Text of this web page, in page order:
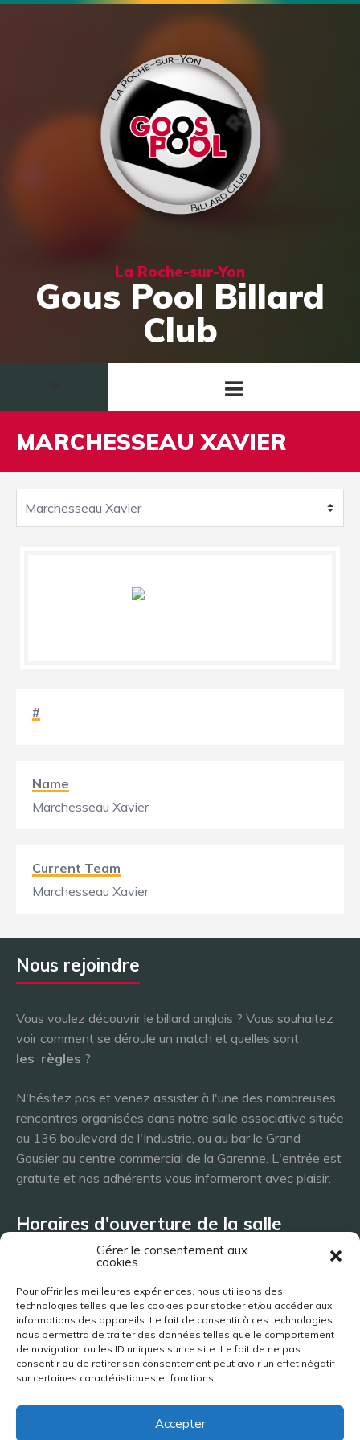
Gérer le consentement aux
cookies
Pour offrir les meilleures expériences, nous utilisons des
technologies telles que les cookies pour stocker et/ou accéder aux
informations des appareils. Le fait de consentir à ces technologies
nous permettra de traiter des données telles que le comportement
de navigation ou les ID uniques sur ce site. Le fait de ne pas
consentir ou de retirer son consentement peut avoir un effet négatif
sur certaines caractéristiques et fonctions.
Accepter
La Roche-sur-Yon
Gous Pool Billard
Club
MARCHESSEAU XAVIER
#
Name
Marchesseau Xavier
Current Team
Marchesseau Xavier
Nous rejoindre
Vous voulez découvrir le billard anglais ? Vous souhaitez
voir comment se déroule un match et quelles sont
les règles ?
N'hésitez pas et venez assister à l'une des nombreuses
rencontres organisées dans notre salle associative située
au 136 boulevard de l'Industrie, ou au bar le Grand
Gousier au centre commercial de la Garenne. L'entrée est
gratuite et nos adhérents vous informeront avec plaisir.
Horaires d'ouverture de la salle
Mardi 8h - 23h
Mercredi - 8h - 23h
Jeudi 8h - 23h
Vendredi 8h - 23h
Samedi 8h - 23h